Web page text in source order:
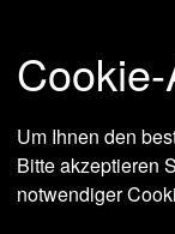
Um Ihnen den
Bitte akzeptieren
notwendiger